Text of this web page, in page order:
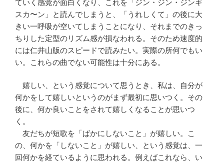
ていく感覚が面白くなり、これを「ジン・ジン・ジンギ
スカ〜ン」と読んでしまうと、「うれしくて」の後に大
きい一呼吸が空いてしまうことになり、それまでのきっ
ちりした定型のリズム感が損なわれる。そのため速度的
には仁井山版のスピードで読みたい。実際の所何でもい
い。これらの曲でない可能性は十分にある。
嬉しい、という感覚について思うとき、私は、自分が
何かをして嬉しいというのがまず最初に思いつく。その
後に、何か良いことをされて嬉しくなることが思いつ
く。
友だちが短歌を「ばかにしないこと」が嬉しい。こ
の、何かを「しないこと」が嬉しい、という感覚は、一
回何かを経ているように思われる。例えばこれなら、い